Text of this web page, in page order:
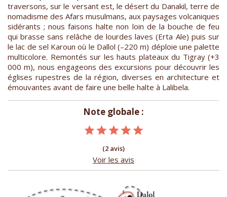
traversons, sur le versant est, le désert du Danakil, terre de
nomadisme des Afars musulmans, aux paysages volcaniques
sidérants ; nous faisons halte non loin de la bouche de feu
qui brasse sans relâche de lourdes laves (Erta Ale) puis sur
le lac de sel Karoun où le Dallol (–220 m) déploie une palette
multicolore. Remontés sur les hauts plateaux du Tigray (+3
000 m), nous engageons des excursions pour découvrir les
églises rupestres de la région, diverses en architecture et
émouvantes avant de faire une belle halte à Lalibela.
Note globale :
(2 avis)
Voir les avis